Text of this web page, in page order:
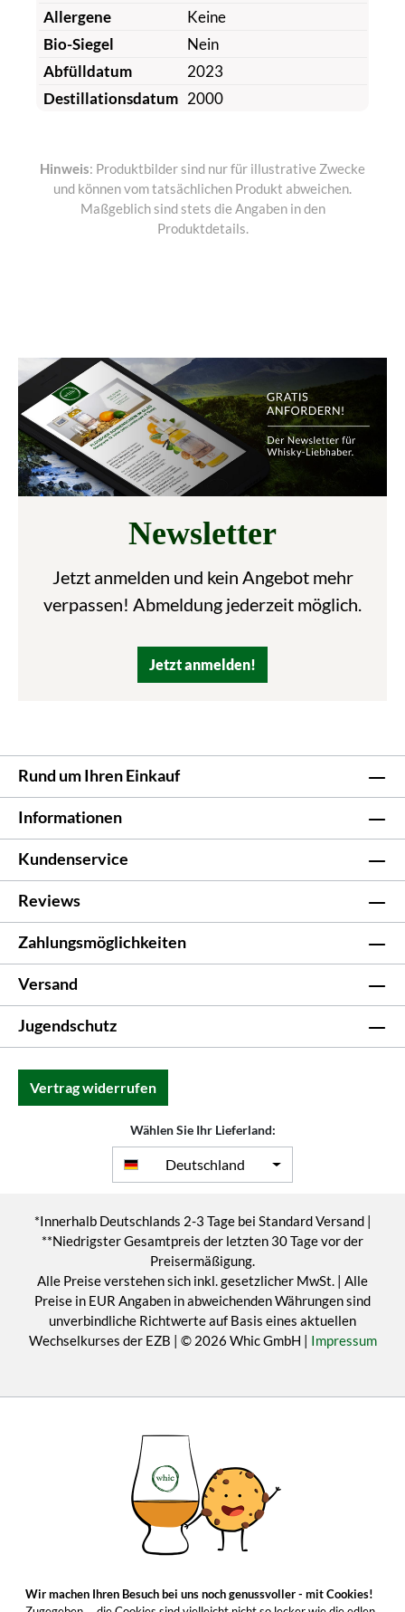
Allergene
Keine
Bio-Siegel
Nein
Abfülldatum
2023
Destillationsdatum 2000
Hinweis: Produktbilder sind nur für illustrative Zwecke
und können vom tatsächlichen Produkt abweichen.
Maßgeblich sind stets die Angaben in den
Produktdetails.
Newsletter
Jetzt anmelden und kein Angebot mehr
verpassen! Abmeldung jederzeit möglich.
Jetzt anmelden!
Rund um Ihren Einkauf
Informationen
Kundenservice
Reviews
Zahlungsmöglichkeiten
Versand
Jugendschutz
Vertrag widerrufen
Wählen Sie Ihr Lieferland:
Deutschland
*Innerhalb Deutschlands 2-3 Tage bei Standard Versand |
**Niedrigster Gesamtpreis der letzten 30 Tage vor der
Preisermäßigung.
Alle Preise verstehen sich inkl. gesetzlicher MwSt. | Alle
Preise in EUR Angaben in abweichenden Währungen sind
unverbindliche Richtwerte auf Basis eines aktuellen
Wechselkurses der EZB | © 2026 Whic GmbH | Impressum
Wir machen Ihren Besuch bei uns noch genussvoller - mit Cookies!